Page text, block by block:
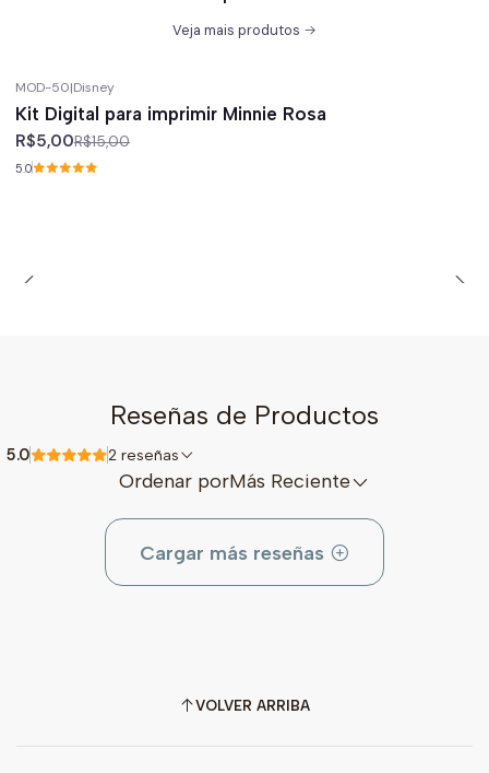
Veja mais produtos
MOD-50|Disney
Kit Digital para imprimir Minnie Rosa
R$5,00R$15,00
5.0
Reseñas de Productos
5.0 2 reseñas
Ordenar porMás Reciente
Cargar más reseñas
VOLVER ARRIBA